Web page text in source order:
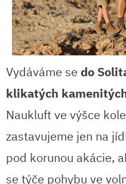
Vydáváme se do
klikatých
Naukluft ve výšce
zastavujeme jen na
pod korunou akácie,
se týče pohybu ve